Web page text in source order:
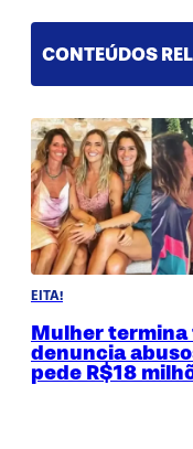
CONTEÚDOS
EITA!
Mulher termina
denuncia
pede R$18